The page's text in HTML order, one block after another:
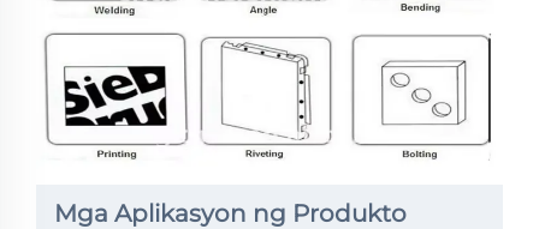
Mga Aplikasyon ng Produkto